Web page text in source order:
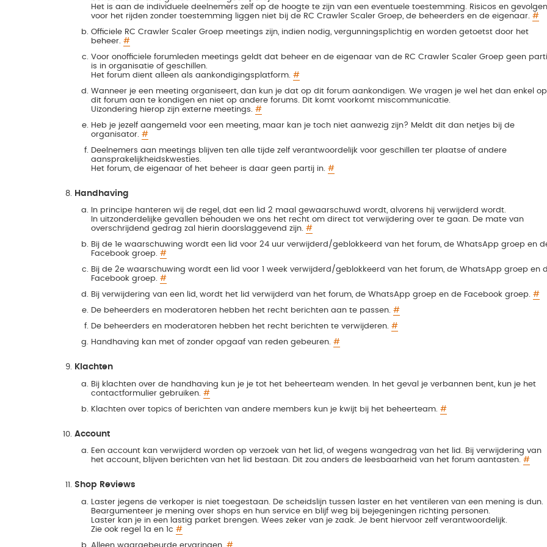
Het is aan de individuele deelnemers zelf op de hoogte te zijn van een eventuele toestemming. Risicos en gevolgen
voor het rijden zonder toestemming liggen niet bij de RC Crawler Scaler Groep, de beheerders en de eigenaar. #
Officiele RC Crawler Scaler Groep meetings zijn, indien nodig, vergunningsplichtig en worden getoetst door het
beheer. #
Voor onofficiele forumleden meetings geldt dat beheer en de eigenaar van de RC Crawler Scaler Groep geen
is in organisatie of geschillen.
Het forum dient alleen als aankondigingsplatform. #
Wanneer je een meeting organiseert, dan kun je dat op dit forum aankondigen. We vragen je wel het dan enkel op
dit forum aan te kondigen en niet op andere forums. Dit komt voorkomt miscommunicatie.
Uizondering hierop zijn externe meetings. #
Heb je jezelf aangemeld voor een meeting, maar kan je toch niet aanwezig zijn? Meldt dit dan netjes bij de
organisator. #
Deelnemers aan meetings blijven ten alle tijde zelf verantwoordelijk voor geschillen ter plaatse of andere
aansprakelijkheidskwesties.
Het forum, de eigenaar of het beheer is daar geen partij in. #
Handhaving
In principe hanteren wij de regel, dat een lid 2 maal gewaarschuwd wordt, alvorens hij verwijderd wordt.
In uitzonderdelijke gevallen behouden we ons het recht om direct tot verwijdering over te gaan. De mate van
overschrijdend gedrag zal hierin doorslaggevend zijn. #
Bij de 1e waarschuwing wordt een lid voor 24 uur verwijderd/geblokkeerd van het forum, de WhatsApp groep en
Facebook groep. #
Bij de 2e waarschuwing wordt een lid voor 1 week verwijderd/geblokkeerd van het forum, de WhatsApp groep en
Facebook groep. #
Bij verwijdering van een lid, wordt het lid verwijderd van het forum, de WhatsApp groep en de Facebook groep. #
De beheerders en moderatoren hebben het recht berichten aan te passen. #
De beheerders en moderatoren hebben het recht berichten te verwijderen. #
Handhaving kan met of zonder opgaaf van reden gebeuren. #
Klachten
Bij klachten over de handhaving kun je je tot het beheerteam wenden. In het geval je verbannen bent, kun je het
contactformulier gebruiken. #
Klachten over topics of berichten van andere members kun je kwijt bij het beheerteam. #
Account
Een account kan verwijderd worden op verzoek van het lid, of wegens wangedrag van het lid. Bij verwijdering van
het account, blijven berichten van het lid bestaan. Dit zou anders de leesbaarheid van het forum aantasten. #
Shop Reviews
Laster jegens de verkoper is niet toegestaan. De scheidslijn tussen laster en het ventileren van een mening is dun.
Beargumenteer je mening over shops en hun service en blijf weg bij bejegeningen richting personen.
Laster kan je in een lastig parket brengen. Wees zeker van je zaak. Je bent hiervoor zelf verantwoordelijk.
Zie ook regel 1a en 1c #
Alleen waargebeurde ervaringen. #